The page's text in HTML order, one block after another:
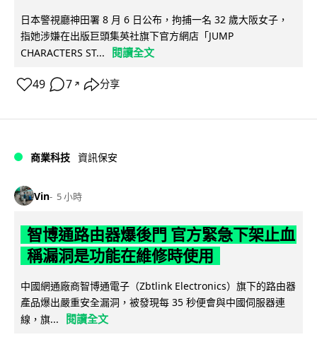
日本警視廳神田署 8 月 6 日公布，拘捕一名 32 歲大阪女子，
指她涉嫌在出版巨頭集英社旗下官方網店「JUMP
CHARACTERS ST...
閱讀全文
49 7 ↗ 分享
商業科技 資訊保安
Vin 5 小時
智博通路由器爆後門 官方緊急下架止血
稱漏洞是功能在維修時使用
中國網通廠商智博通電子（Zbtlink Electronics）旗下的路由器
產品爆出嚴重安全漏洞，被發現每 35 秒便會與中國伺服器連
線，旗...
閱讀全文